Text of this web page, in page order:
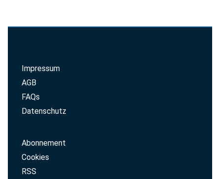
Impressum
AGB
FAQs
Datenschutz
Abonnement
Cookies
RSS